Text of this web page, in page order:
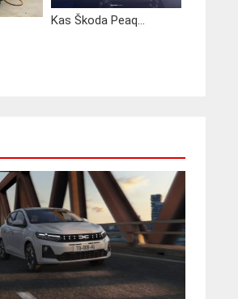
Kas Škoda Peaq...